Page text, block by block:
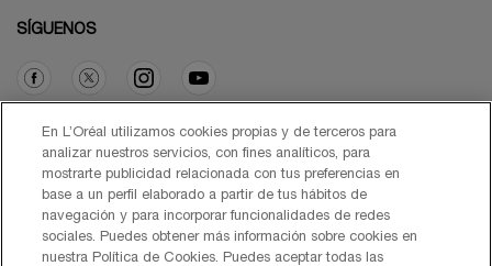
SÍGUENOS
Opción de compra
€ - ES (ES)
En L’Oréal utilizamos cookies propias y de terceros para
analizar nuestros servicios, con fines analíticos, para
mostrarte publicidad relacionada con tus preferencias en
base a un perfil elaborado a partir de tus hábitos de
navegación y para incorporar funcionalidades de redes
sociales. Puedes obtener más información sobre cookies en
nuestra Política de Cookies. Puedes aceptar todas las